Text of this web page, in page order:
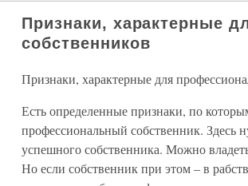
Признаки, характерные
собственников
Признаки, характерные для
Есть определенные признаки, по
профессиональный собственник. Здесь
успешного собственника. Можно
Но если собственник при этом – в